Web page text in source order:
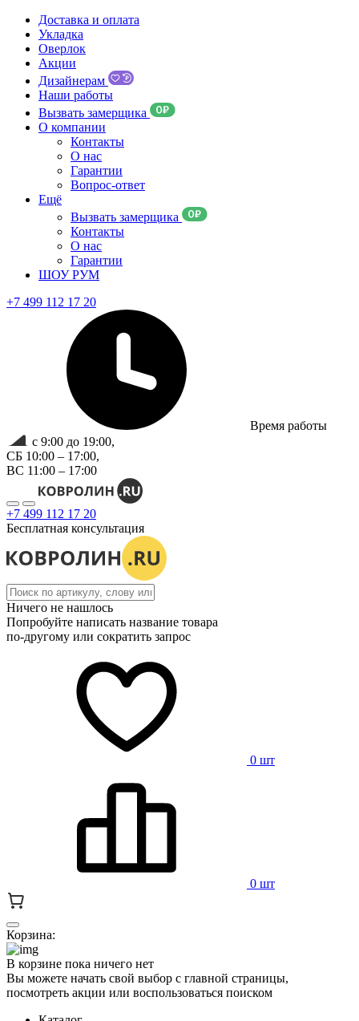
Доставка и оплата
Укладка
Оверлок
Акции
Дизайнерам
Наши работы
Вызвать замерщика
О компании
Контакты
О нас
Гарантии
Вопрос-ответ
Ещё
Вызвать замерщика
Контакты
О нас
Гарантии
ШОУ РУМ
+7 499 112 17 20
Время работы
с 9:00 до 19:00,
СБ 10:00 – 17:00,
ВС 11:00 – 17:00
+7 499 112 17 20
Бесплатная консультация
Ничего не нашлось
Попробуйте написать название товара
по-другому или сократить запрос
0 шт
0 шт
Корзина:
В корзине пока ничего нет
Вы можете начать свой выбор с главной страницы,
посмотреть акции или воспользоваться поиском